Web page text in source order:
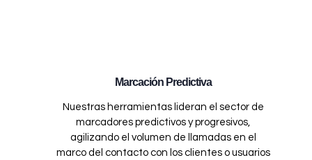
Marcación Predictiva
Nuestras herramientas lideran el sector de
marcadores predictivos y progresivos,
agilizando el volumen de llamadas en el
marco del contacto con los clientes o usuarios